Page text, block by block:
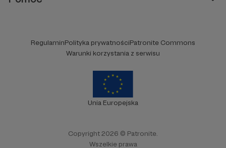
RegulaminPolityka prywatnościPatronite Commons
Warunki korzystania z serwisu
Unia Europejska
Copyright 2026 © Patronite.
Wszelkie prawa